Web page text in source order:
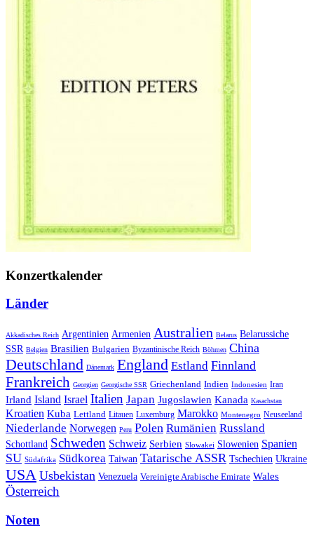
Konzertkalender
Länder
Akkadisches Reich Argentinien Armenien Australien Belarus Belarussiche
SSR Belgien Brasilien Bulgarien Byzantinische Reich Böhmen China
Deutschland Dänemark England Estland Finnland
Frankreich Georgien Georgische SSR Griechenland Indien Indonesien Iran
Irland Island Israel Italien Japan Jugoslawien Kanada Kasachstan
Kroatien Kuba Lettland Litauen Luxemburg Marokko Montenegro Neuseeland
Niederlande Norwegen Peru Polen Rumänien Russland
Schottland Schweden Schweiz Serbien Slowakei Slowenien Spanien
SU Südafrika Südkorea Taiwan Tatarische ASSR Tschechien Ukraine
USA Usbekistan Venezuela Vereinigte Arabische Emirate Wales
Österreich
Noten